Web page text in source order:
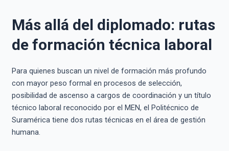
Más allá del diplomado: rutas
de formación técnica laboral
Para quienes buscan un nivel de formación más profundo
con mayor peso formal en procesos de selección,
posibilidad de ascenso a cargos de coordinación y un título
técnico laboral reconocido por el MEN, el Politécnico de
Suramérica tiene dos rutas técnicas en el área de gestión
humana.